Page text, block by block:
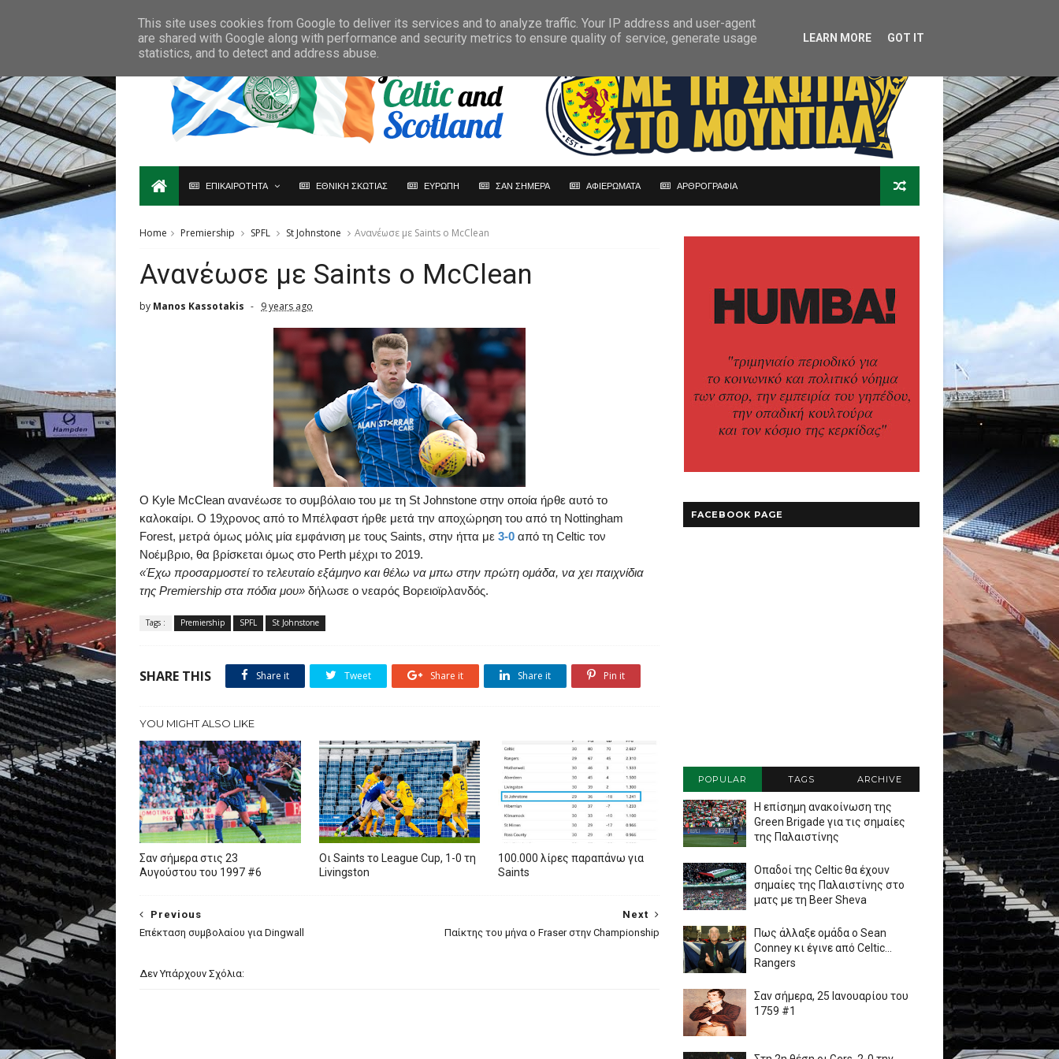
ΕΠΙΚΑΙΡΟΤΗΤΑ ΕΘΝΙΚΗ ΣΚΩΤΙΑΣ ΕΥΡΩΠΗ ΣΑΝ ΣΗΜΕΡΑ ΑΦΙΕΡΩΜΑΤΑ ΑΡΘΡΟΓΡΑΦΙΑ
Home Premiership SPFL St Johnstone Ανανέωσε με Saints o McClean
Ανανέωσε με Saints o McClean
by Manos Kassotakis 9 years ago
O Kyle McClean ανανέωσε το συμβόλαιο του με τη St Johnstone στην οποία ήρθε αυτό το
καλοκαίρι. Ο 19χρονος από το Μπέλφαστ ήρθε μετά την αποχώρηση του από τη Nottingham
Forest, μετρά όμως μόλις μία εμφάνιση με τους Saints, στην ήττα με 3-0 από τη Celtic τον
Νοέμβριο, θα βρίσκεται όμως στο Perth μέχρι το 2019.
«Έχω προσαρμοστεί το τελευταίο εξάμηνο και θέλω να μπω στην πρώτη ομάδα, να χει παιχνίδια
της Premiership στα πόδια μου» δήλωσε ο νεαρός Βορειοϊρλανδός.
Tags : Premiership SPFL St Johnstone
SHARE THIS Share it Tweet Share it Share it Pin it
YOU MIGHT ALSO LIKE
Σαν σήμερα στις 23
Αυγούστου του 1997 #6
Oι Saints το League Cup, 1-0 τη
Livingston
100.000 λίρες παραπάνω για
Saints
Next
Παίκτης του μήνα ο Fraser στην Championship
Previous
Επέκταση συμβολαίου για Dingwall
Δεν Υπάρχουν Σχόλια:
FACEBOOK PAGE
POPULAR TAGS ARCHIVE
Η επίσημη ανακοίνωση της
Green Brigade για τις σημαίες
της Παλαιστίνης
Οπαδοί της Celtic θα έχουν
σημαίες της Παλαιστίνης στο
ματς με τη Beer Sheva
Πως άλλαξε ομάδα ο Sean
Conney κι έγινε από Celtic...
Rangers
Σαν σήμερα, 25 Ιανουαρίου του
1759 #1
This site uses cookies from Google to deliver its services and to analyze traffic. Your IP address and user-agent
are shared with Google along with performance and security metrics to ensure quality of service, generate usage
statistics, and to detect and address abuse.
LEARN MORE GOT IT